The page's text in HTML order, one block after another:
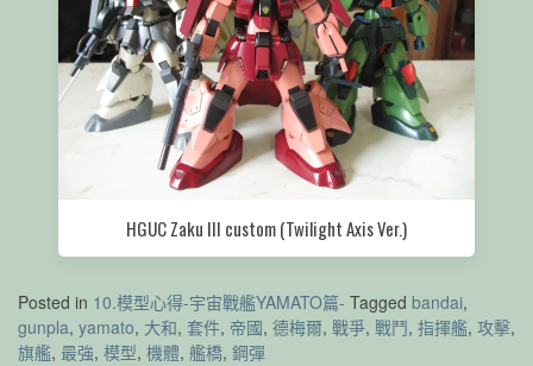
HGUC Zaku III custom (Twilight Axis Ver.)
Posted in 10.模型心得-宇宙戰艦YAMATO篇- Tagged bandai,
gunpla, yamato, 大和, 套件, 帝國, 德梅爾, 戰爭, 戰鬥, 指揮艦, 攻擊,
旗艦, 最強, 模型, 機體, 艦橋, 鋼彈